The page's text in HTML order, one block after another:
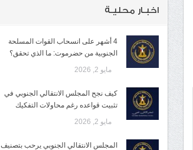
اخبـار محليـة
4 أشهر على انسحاب القوات المسلحة
الجنوبية من حضرموت: ما الذي تحقق؟
مايو 2, 2026
كيف نجح المجلس الانتقالي الجنوبي في
تثبيت قواعده رغم محاولات التفكيك
مايو 2, 2026
المجلس الانتقالي الجنوبي يرحب بتصنيف